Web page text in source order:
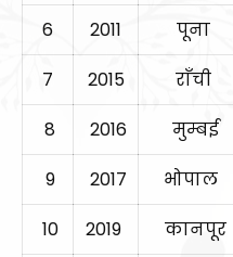
6
2011 पूना
7
2015 राँची
8
2016
मुम्बई
9
2017
भोपाल
10
2019
कानपूर